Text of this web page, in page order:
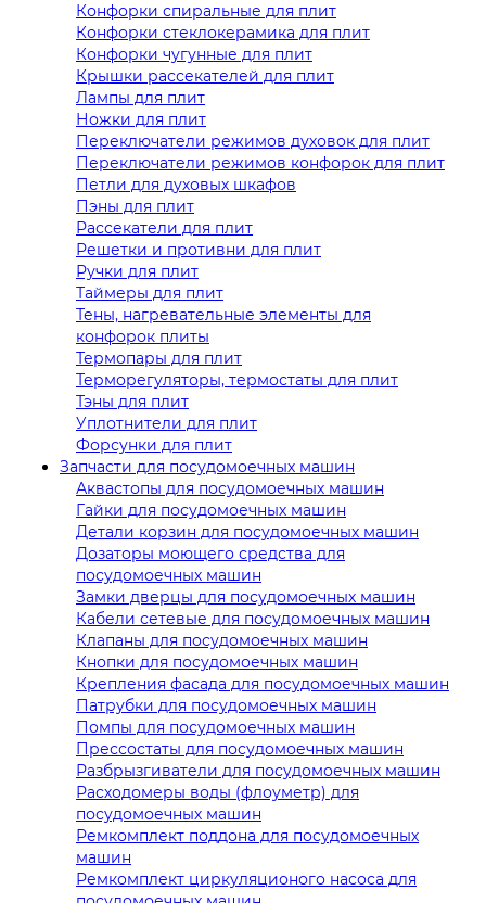
Конфорки спиральные для плит
Конфорки стеклокерамика для плит
Конфорки чугунные для плит
Крышки рассекателей для плит
Лампы для плит
Ножки для плит
Переключатели режимов духовок для плит
Переключатели режимов конфорок для плит
Петли для духовых шкафов
Пэны для плит
Рассекатели для плит
Решетки и противни для плит
Ручки для плит
Таймеры для плит
Тены, нагревательные элементы для
конфорок плиты
Термопары для плит
Терморегуляторы, термостаты для плит
Тэны для плит
Уплотнители для плит
Форсунки для плит
Запчасти для посудомоечных машин
Аквастопы для посудомоечных машин
Гайки для посудомоечных машин
Детали корзин для посудомоечных машин
Дозаторы моющего средства для
посудомоечных машин
Замки дверцы для посудомоечных машин
Кабели сетевые для посудомоечных машин
Клапаны для посудомоечных машин
Кнопки для посудомоечных машин
Крепления фасада для посудомоечных машин
Патрубки для посудомоечных машин
Помпы для посудомоечных машин
Прессостаты для посудомоечных машин
Разбрызгиватели для посудомоечных машин
Расходомеры воды (флоуметр) для
посудомоечных машин
Ремкомплект поддона для посудомоечных
машин
Ремкомплект циркуляционого насоса для